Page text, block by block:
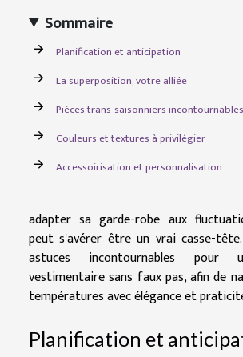
Sommaire
Planification et anticipation
La superposition, votre alliée
Pièces trans-saisonniers incontournables
Couleurs et textures à privilégier
Accessoirisation et personnalisation
adapter sa garde-robe aux
peut s'avérer être un vrai casse-
astuces incontournables pour
vestimentaire sans faux pas, afin de
températures avec élégance et
Planification et